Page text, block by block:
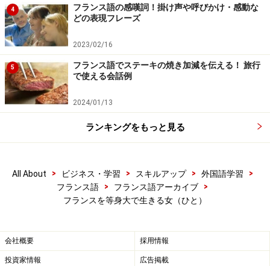
り、恋の力は強し！という感じでしょうか（笑）。その
後は、すんなり映画学校に入学できたのですか？
み～さ：ええ。その後、2年間、映画の制作の学校に通
いました。1年目は監督、2年目はessai videoのクラスを
とり、その間、幾つか短編映画を製作しました。卒業と
同時に、しばらく、フランスの映像プロダクションで、
スタージュ、複数のプロダクションで仕事をしました。
順調なスタートと初心の板ばさみ
事は楽しかったですか？
4
フランス語の感嘆詞！掛け声や呼びかけ・感動な
どの表現フレーズ
2023/02/16
5
フランス語でステーキの焼き加減を伝える！ 旅行
で使える会話例
2024/01/13
ランキングをもっと見る
All About > ビジネス・学習 > スキルアップ > 外国語学習
>
フランス語
> フランス語アーカイブ
>
フランスを等身大で生きる女（ひと）
会社概要 採用情報
投資家情報 広告掲載